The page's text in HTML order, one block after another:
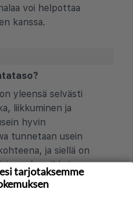
voi helpottaa
kanssa.
yleensä selvästi
liikkuminen ja
hyvin
tunnetaan usein
ja siellä on
ruokapaikkoja.
ruoka voivat olla
mutta ovat silti
tarjotaksemme